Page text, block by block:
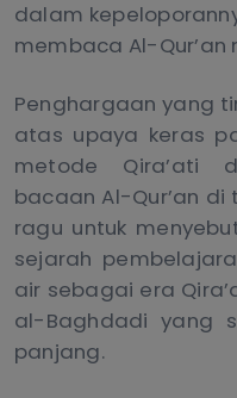
dalam
membaca Al-
Penghargaan yang
atas upaya keras
metode Qira’ati
bacaan Al-Qur’an
ragu untuk
sejarah
air sebagai era
al-Baghdadi yang
panjang.